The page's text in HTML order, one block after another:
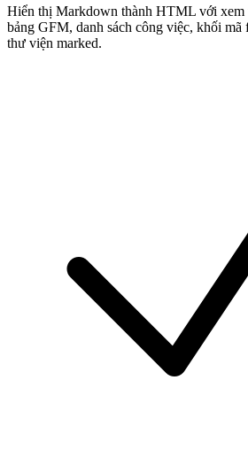
Hiển thị Markdown thành HTML với
bảng GFM, danh sách công việc, khối mã
thư viện marked.